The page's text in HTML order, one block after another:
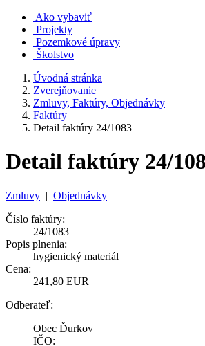
Ako vybaviť
Projekty
Pozemkové úpravy
Školstvo
Úvodná stránka
Zverejňovanie
Zmluvy, Faktúry, Objednávky
Faktúry
Detail faktúry 24/1083
Detail faktúry 24/
Zmluvy | Objednávky
Číslo faktúry:
24/1083
Popis plnenia:
hygienický materiál
Cena:
241,80 EUR
Odberateľ:
Obec Ďurkov
IČO: